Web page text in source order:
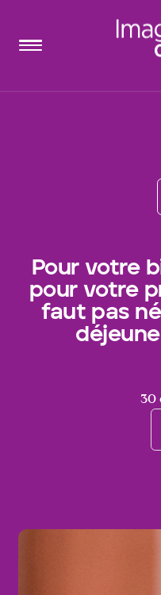
Pour votre
pour votre
faut pas
30